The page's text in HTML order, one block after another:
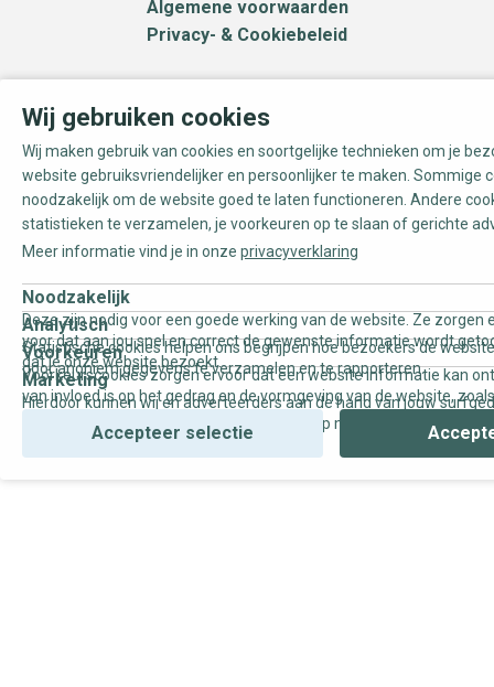
Algemene voorwaarden
Privacy- & Cookiebeleid
Wij gebruiken cookies
Wij maken gebruik van cookies en soortgelijke technieken om je
website gebruiksvriendelijker en persoonlijker te maken. Sommige
noodzakelijk om de website goed te laten functioneren. Andere
statistieken te verzamelen, je voorkeuren op te slaan of gerichte
Meer informatie vind je in onze privacyverklaring
Noodzakelijk
Deze zijn nodig voor een goede werking van de website. Ze zorgen
voor dat aan jou snel en correct de gewenste informatie wordt
dat je onze website bezoekt.
Analytisch
Statistische cookies helpen ons begrijpen hoe bezoekers de
door anoniem gegevens te verzamelen en te rapporteren.
Voorkeuren
Voorkeurscookies zorgen ervoor dat een website informatie kan
van invloed is op het gedrag en de vormgeving van de website,
Marketing
Hierdoor kunnen wij en adverteerders aan de hand van jouw
gepersonaliseerde online advertenties en op maat gemaakte
Accepteer selectie